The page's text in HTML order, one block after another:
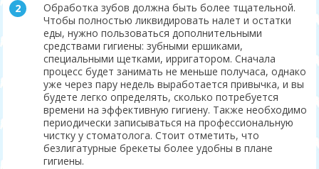
Обработка зубов должна быть более тщательной.
Чтобы полностью ликвидировать налет и остатки
еды, нужно пользоваться дополнительными
средствами гигиены: зубными ершиками,
специальными щетками, ирригатором. Сначала
процесс будет занимать не меньше получаса, однако
уже через пару недель выработается привычка, и вы
будете легко определять, сколько потребуется
времени на эффективную гигиену. Также необходимо
периодически записываться на профессиональную
чистку у стоматолога. Стоит отметить, что
безлигатурные брекеты более удобны в плане
гигиены.